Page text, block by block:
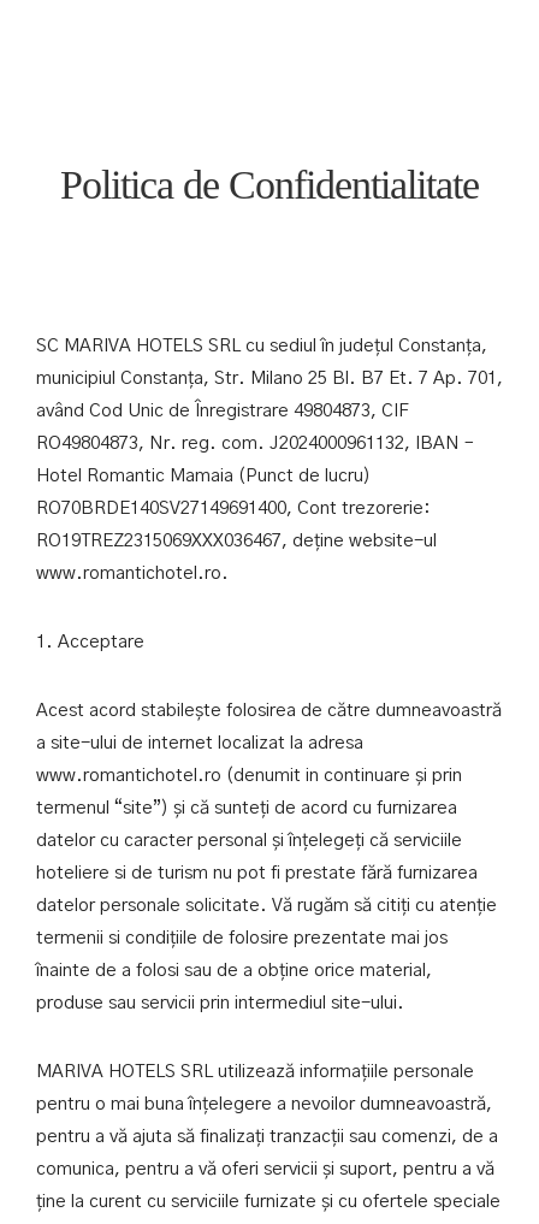
Politica de Confidentialitate
SC MARIVA HOTELS SRL cu sediul în județul Constanța,
municipiul Constanța, Str. Milano 25 Bl. B7 Et. 7 Ap. 701,
având Cod Unic de Înregistrare 49804873, CIF
RO49804873, Nr. reg. com. J2024000961132, IBAN –
Hotel Romantic Mamaia (Punct de lucru)
RO70BRDE140SV27149691400, Cont trezorerie:
RO19TREZ2315069XXX036467, deține website-ul
www.romantichotel.ro.
1. Acceptare
Acest acord stabilește folosirea de către dumneavoastră
a site-ului de internet localizat la adresa
www.romantichotel.ro (denumit in continuare și prin
termenul “site”) și că sunteți de acord cu furnizarea
datelor cu caracter personal și înțelegeți că serviciile
hoteliere si de turism nu pot fi prestate fără furnizarea
datelor personale solicitate. Vă rugăm să citiți cu atenție
termenii si condițiile de folosire prezentate mai jos
înainte de a folosi sau de a obține orice material,
produse sau servicii prin intermediul site-ului.
MARIVA HOTELS SRL utilizează informațiile personale
pentru o mai buna înțelegere a nevoilor dumneavoastră,
pentru a vă ajuta să finalizați tranzacții sau comenzi, de a
comunica, pentru a vă oferi servicii și suport, pentru a vă
ține la curent cu serviciile furnizate și cu ofertele speciale